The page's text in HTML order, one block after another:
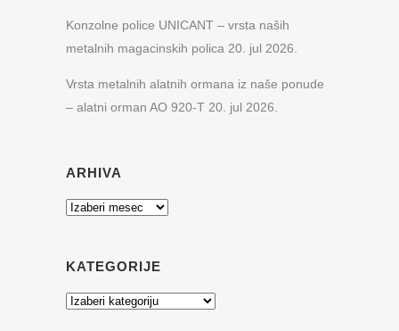
Konzolne police UNICANT – vrsta naših
metalnih magacinskih polica 20. jul 2026.
Vrsta metalnih alatnih ormana iz naše ponude
– alatni orman AO 920-T 20. jul 2026.
ARHIVA
Arhiva
KATEGORIJE
Kategorije